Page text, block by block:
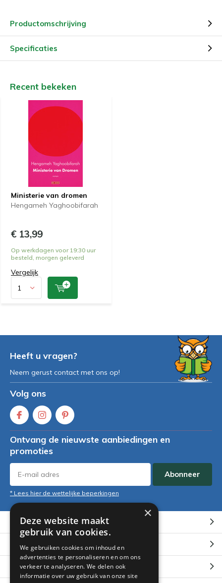
Productomschrijving
Specificaties
Recent bekeken
Ministerie van dromen
Hengameh Yaghoobifarah
€ 13,99
Op werkdagen voor 19:30 uur
besteld, morgen geleverd
Vergelijk
Heeft u vragen?
Neem gerust contact met ons op!
Volg ons
Ontvang de nieuwste aanbiedingen en
promoties
Abonneer
* Lees hier de wettelijke beperkingen
Klantenservice
Mijn account
Categorieën
×
Deze website maakt
gebruik van cookies.
We gebruiken cookies om inhoud en
advertenties te personaliseren en om ons
verkeer te analyseren. We delen ook
informatie over uw gebruik van onze site